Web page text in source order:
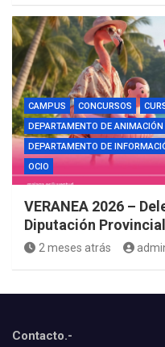
CAMPUS CONCURSOS
DEPARTAMENTO DE
DEPARTAMENTO DE
OCIO
VERANEA 2026 –
Diputación
2 meses atrás
Contacto.-